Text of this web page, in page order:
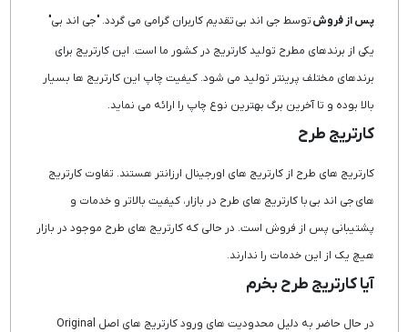
پس از فروشتوسط جی اند بی تقدیم کاربران گرامی می گردد. "جی اند بی"
یکی از برندهای مطرح تولید کارتریج در کشور ما است. این کارتریج برای
برندهای مختلف پرینتر تولید می شود. کیفیت چاپ این کارتریج ها بسیار
بالا بوده و تا آخرین برگ بهترین نوع چاپ را ارائه می نماید.
کارتریج طرح
کارتریج های طرح از کارتریج های اورجینال ارزانتر هستند. تفاوت کارتریج
های جی اند بی با کارتریج های طرح در بازار، کیفیت بالاتر و خدمات و
پشتیبانی پس از فروش است. در حالی که کارتریج های طرح موجود در بازار
هیچ یک از این خدمات را ندارند.
آیا کارتریج طرح بخرم
در حال حاضر به دلیل محدودیت های ورود کارتریج های اصل Original